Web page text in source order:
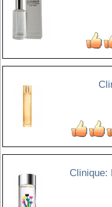
Clinique: